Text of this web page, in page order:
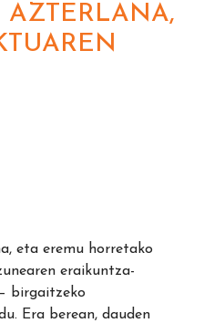
AZTERLANA,
eta eremu horretako
eraikuntza-
birgaitzeko
Era berean, dauden